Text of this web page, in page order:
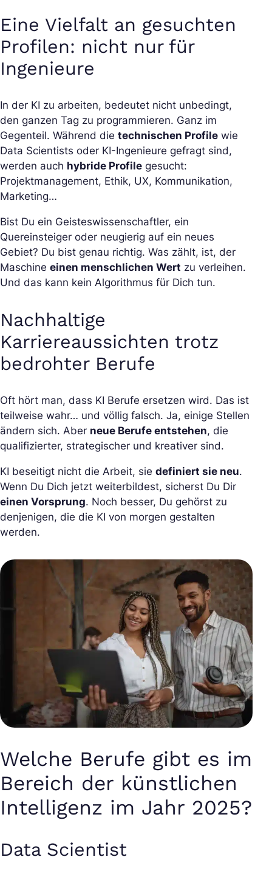
Eine Vielfalt an gesuchten
Profilen: nicht nur für
Ingenieure
In der KI zu arbeiten, bedeutet nicht unbedingt,
den ganzen Tag zu programmieren. Ganz im
Gegenteil. Während die technischen Profile wie
Data Scientists oder KI-Ingenieure gefragt sind,
werden auch hybride Profile gesucht:
Projektmanagement, Ethik, UX, Kommunikation,
Marketing…
Bist Du ein Geisteswissenschaftler, ein
Quereinsteiger oder neugierig auf ein neues
Gebiet? Du bist genau richtig. Was zählt, ist, der
Maschine einen menschlichen Wert zu verleihen.
Und das kann kein Algorithmus für Dich tun.
Nachhaltige
Karriereaussichten trotz
bedrohter Berufe
Oft hört man, dass KI Berufe ersetzen wird. Das ist
teilweise wahr… und völlig falsch. Ja, einige Stellen
ändern sich. Aber neue Berufe entstehen, die
qualifizierter, strategischer und kreativer sind.
KI beseitigt nicht die Arbeit, sie definiert sie neu.
Wenn Du Dich jetzt weiterbildest, sicherst Du Dir
einen Vorsprung. Noch besser, Du gehörst zu
denjenigen, die die KI von morgen gestalten
werden.
Welche Berufe gibt es im
Bereich der künstlichen
Intelligenz im Jahr 2025?
Data Scientist